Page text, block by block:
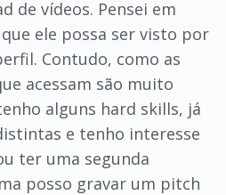
de vídeos. Pensei em
ele possa ser visto por
Contudo, como as
acessam são muito
alguns hard skills, já
e tenho interesse
ter uma segunda
posso gravar um pitch